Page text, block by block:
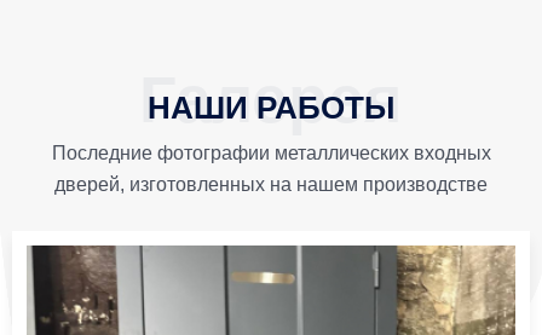
НАШИ РАБОТЫ
Последние фотографии металлических входных
дверей, изготовленных на нашем производстве